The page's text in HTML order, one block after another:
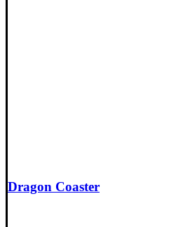
Dragon Coaster